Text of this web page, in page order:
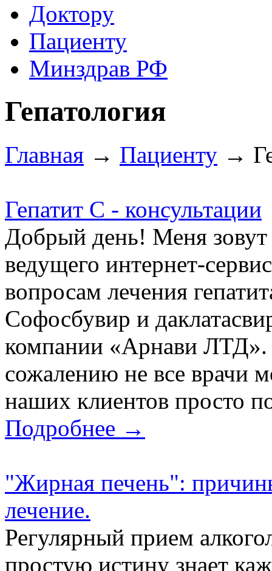
Доктору
Пациенту
Минздрав РФ
Гепатология
Главная → Пациенту →
Гепатит С - консультации
Добрый день! Меня
ведущего интернет-
вопросам лечения
Софосбувир и
компании «Арнави ЛТД».
сожалению не все врачи
наших клиентов просто
Подробнее →
"Жирная печень":
лечение.
Регулярный прием
простую истину знает